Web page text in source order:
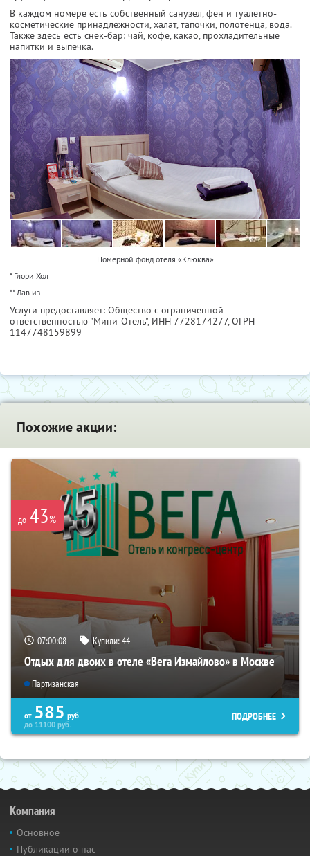
В каждом номере есть собственный санузел, фен и туалетно-
косметические принадлежности, халат, тапочки, полотенца, вода.
Также здесь есть снек-бар: чай, кофе, какао, прохладительные
напитки и выпечка.
Номерной фонд отеля «Клюква»
* Глори Хол
** Лав из
Услуги предоставляет: Общество с ограниченной
ответственностью "Мини-Отель", ИНН 7728174277, ОГРН
1147748159899
Похожие акции:
до 43%
07:00:08 Купили:44
Отдых для двоих в отеле «Вега Измайлово» в Москве
Партизанская
от 585 руб.
до11100руб.
ПОДРОБНЕЕ
Компания
Основное
Публикации о нас